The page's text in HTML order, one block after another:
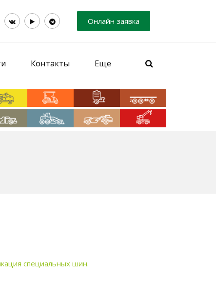
Онлайн заявка
Контакты Еще
специальных шин.